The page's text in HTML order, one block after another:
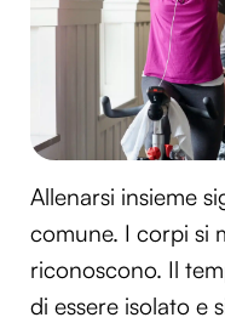
Allenarsi insieme
comune. I corpi si
riconoscono. Il
di essere isolato e